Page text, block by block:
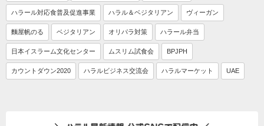
ハラール対応食普及促進事業 ハラル＆ベジタリアン ヴィーガン
麵屋帆のる ベジタリアン オリパラ対策 ハラール弁当
日本イスラーム文化センター ムスリム試食会 BPJPH
カウントダウン2020 ハラルビジネス交流会 ハラルマーケット UAE